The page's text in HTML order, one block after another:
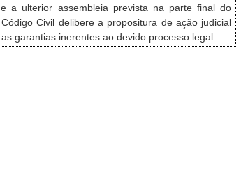
a ulterior assembleia prevista na parte final do
Civil delibere a propositura de ação judicial
garantias inerentes ao devido processo legal.